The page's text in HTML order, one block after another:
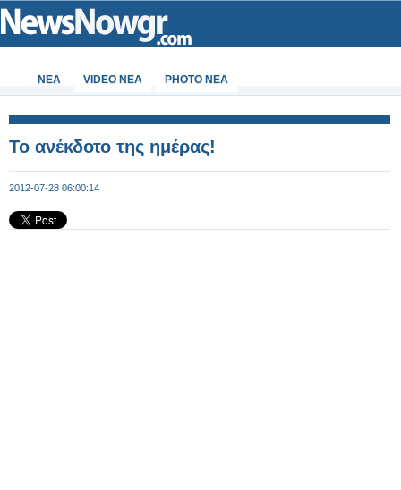
ΝΕΑ VIDEO NEA PHOTO NEA
Το ανέκδοτο της ημέρας!
2012-07-28 06:00:14